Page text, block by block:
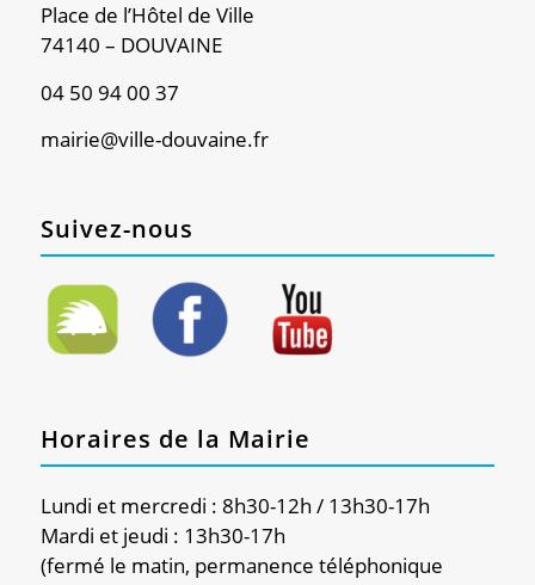
Place de l’Hôtel de Ville
74140 – DOUVAINE
04 50 94 00 37
mairie@ville-douvaine.fr
Suivez-nous
Horaires de la Mairie
Lundi et mercredi : 8h30-12h / 13h30-17h
Mardi et jeudi : 13h30-17h
(fermé le matin, permanence téléphonique